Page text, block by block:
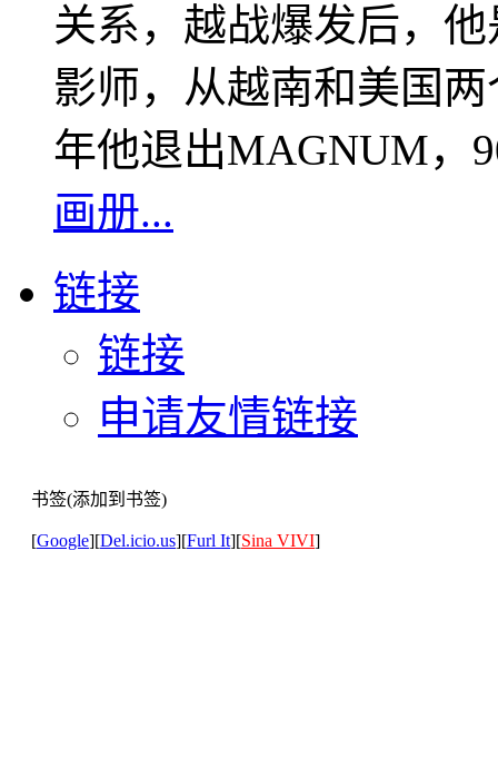
关系，越战爆发后，
影师，从越南和美国
年他退出MAGNUM，
画册...
链接
链接
申请友情链接
书签(添加到书签)
[Google][Del.icio.us][Furl It][Sina VIVI]